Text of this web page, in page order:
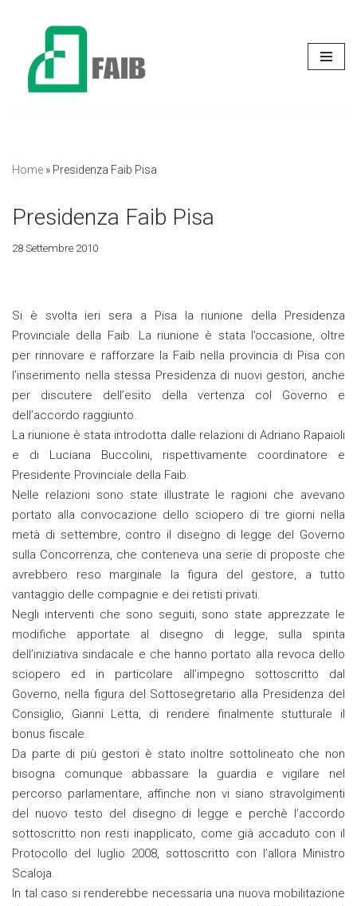
contenuto
Home » Presidenza Faib Pisa
Presidenza Faib Pisa
28 Settembre 2010
Si è svolta ieri sera a Pisa la riunione della Presidenza
Provinciale della Faib. La riunione è stata l’occasione, oltre
per rinnovare e rafforzare la Faib nella provincia di Pisa con
l’inserimento nella stessa Presidenza di nuovi gestori, anche
per discutere dell’esito della vertenza col Governo e
dell’accordo raggiunto.
La riunione è stata introdotta dalle relazioni di Adriano Rapaioli
e di Luciana Buccolini, rispettivamente coordinatore e
Presidente Provinciale della Faib.
Nelle relazioni sono state illustrate le ragioni che avevano
portato alla convocazione dello sciopero di tre giorni nella
metà di settembre, contro il disegno di legge del Governo
sulla Concorrenza, che conteneva una serie di proposte che
avrebbero reso marginale la figura del gestore, a tutto
vantaggio delle compagnie e dei retisti privati.
Negli interventi che sono seguiti, sono state apprezzate le
modifiche apportate al disegno di legge, sulla spinta
dell’iniziativa sindacale e che hanno portato alla revoca dello
sciopero ed in particolare all’impegno sottoscritto dal
Governo, nella figura del Sottosegretario alla Presidenza del
Consiglio, Gianni Letta, di rendere finalmente stutturale il
bonus fiscale.
Da parte di più gestori è stato inoltre sottolineato che non
bisogna comunque abbassare la guardia e vigilare nel
percorso parlamentare, affinche non vi siano stravolgimenti
del nuovo testo del disegno di legge e perchè l’accordo
sottoscritto non resti inapplicato, come già accaduto con il
Protocollo del luglio 2008, sottoscritto con l’allora Ministro
Scaloja.
In tal caso si renderebbe necessaria una nuova mobilitazione